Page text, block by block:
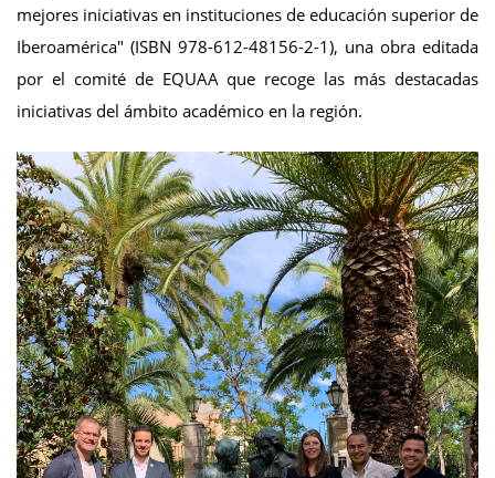
mejores iniciativas en instituciones de educación superior de
Iberoamérica" (ISBN 978-612-48156-2-1), una obra editada
por el comité de EQUAA que recoge las más destacadas
iniciativas del ámbito académico en la región.